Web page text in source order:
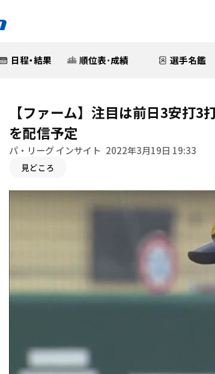
日程・結果 順位表･成績 選手名鑑
【ファーム】注目は前日3安打
を配信予定
パ・リーグ インサイト 2022年3月19日 19:33
見どころ